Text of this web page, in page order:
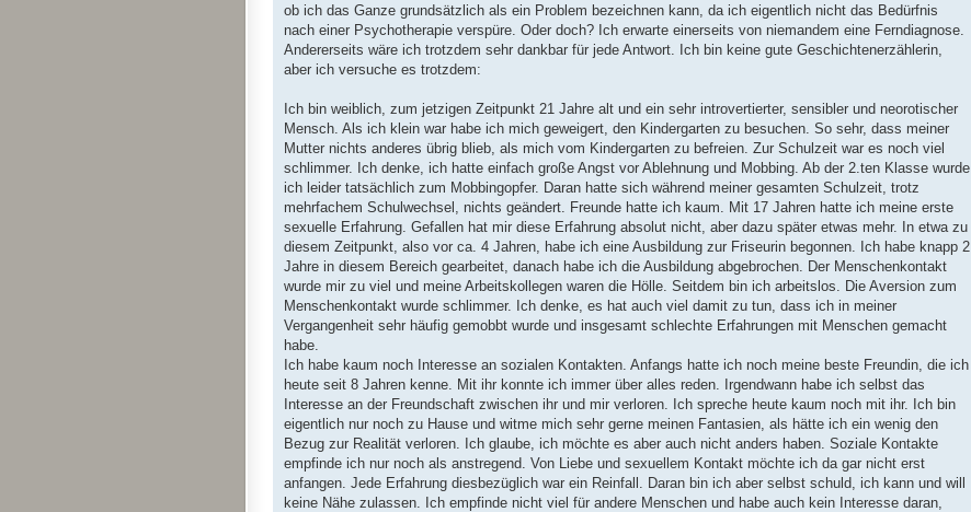
ob ich das Ganze grundsätzlich als ein Problem bezeichnen kann, da ich eigentlich nicht das Bedürfnis
nach einer Psychotherapie verspüre. Oder doch? Ich erwarte einerseits von niemandem eine Ferndiagnose.
Andererseits wäre ich trotzdem sehr dankbar für jede Antwort. Ich bin keine gute Geschichtenerzählerin,
aber ich versuche es trotzdem:
Ich bin weiblich, zum jetzigen Zeitpunkt 21 Jahre alt und ein sehr introvertierter, sensibler und neorotischer
Mensch. Als ich klein war habe ich mich geweigert, den Kindergarten zu besuchen. So sehr, dass meiner
Mutter nichts anderes übrig blieb, als mich vom Kindergarten zu befreien. Zur Schulzeit war es noch viel
schlimmer. Ich denke, ich hatte einfach große Angst vor Ablehnung und Mobbing. Ab der 2.ten Klasse wurde
ich leider tatsächlich zum Mobbingopfer. Daran hatte sich während meiner gesamten Schulzeit, trotz
mehrfachem Schulwechsel, nichts geändert. Freunde hatte ich kaum. Mit 17 Jahren hatte ich meine erste
sexuelle Erfahrung. Gefallen hat mir diese Erfahrung absolut nicht, aber dazu später etwas mehr. In etwa zu
diesem Zeitpunkt, also vor ca. 4 Jahren, habe ich eine Ausbildung zur Friseurin begonnen. Ich habe knapp 2
Jahre in diesem Bereich gearbeitet, danach habe ich die Ausbildung abgebrochen. Der Menschenkontakt
wurde mir zu viel und meine Arbeitskollegen waren die Hölle. Seitdem bin ich arbeitslos. Die Aversion zum
Menschenkontakt wurde schlimmer. Ich denke, es hat auch viel damit zu tun, dass ich in meiner
Vergangenheit sehr häufig gemobbt wurde und insgesamt schlechte Erfahrungen mit Menschen gemacht
habe.
Ich habe kaum noch Interesse an sozialen Kontakten. Anfangs hatte ich noch meine beste Freundin, die ich
heute seit 8 Jahren kenne. Mit ihr konnte ich immer über alles reden. Irgendwann habe ich selbst das
Interesse an der Freundschaft zwischen ihr und mir verloren. Ich spreche heute kaum noch mit ihr. Ich bin
eigentlich nur noch zu Hause und witme mich sehr gerne meinen Fantasien, als hätte ich ein wenig den
Bezug zur Realität verloren. Ich glaube, ich möchte es aber auch nicht anders haben. Soziale Kontakte
empfinde ich nur noch als anstregend. Von Liebe und sexuellem Kontakt möchte ich da gar nicht erst
anfangen. Jede Erfahrung diesbezüglich war ein Reinfall. Daran bin ich aber selbst schuld, ich kann und will
keine Nähe zulassen. Ich empfinde nicht viel für andere Menschen und habe auch kein Interesse daran,